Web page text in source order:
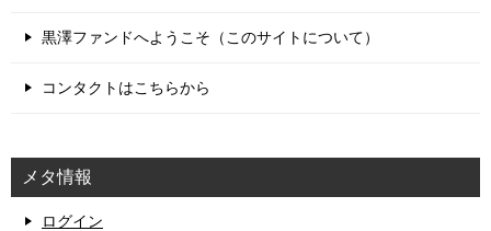
黒澤ファンドへようこそ（このサイトについて）
コンタクトはこちらから
メタ情報
ログイン